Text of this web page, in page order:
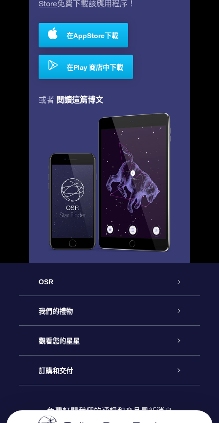
Store免費下載該應用程序！
在AppStore下載
在Play 商店中下載
或者 閱讀這篇博文
OSR
客戶服務
聯繫我們
博客
我們的禮物
Online Star禮物
OSR禮物包
觀看您的星星
星星注册
訂購和交付
免費訂閱我們的通訊和產品最新消息